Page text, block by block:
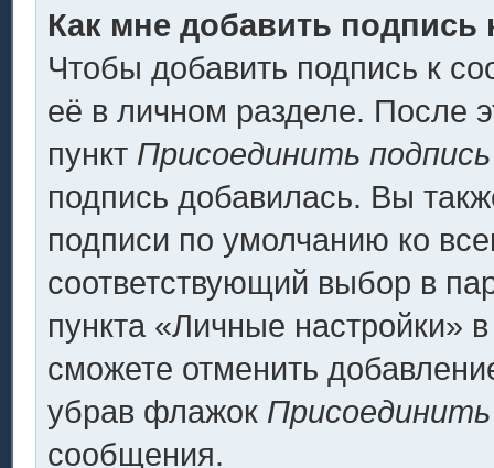
Как мне добавить
Чтобы добавить подпись к
её в личном разделе. После
пункт Присоединить подпись
подпись добавилась. Вы
подписи по умолчанию ко
соответствующий выбор в
пункта «Личные настройки»
сможете отменить
убрав флажок
сообщения.